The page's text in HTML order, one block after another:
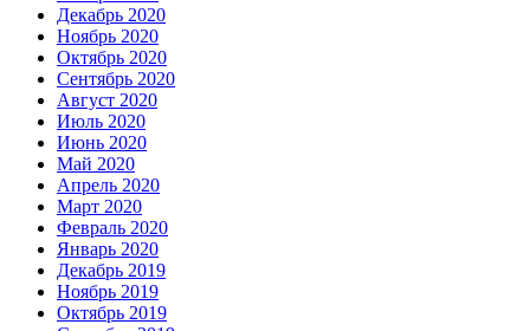
Декабрь 2020
Ноябрь 2020
Октябрь 2020
Сентябрь 2020
Август 2020
Июль 2020
Июнь 2020
Май 2020
Апрель 2020
Март 2020
Февраль 2020
Январь 2020
Декабрь 2019
Ноябрь 2019
Октябрь 2019